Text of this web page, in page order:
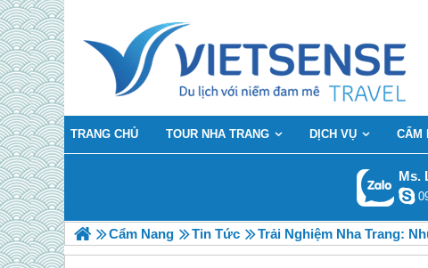
TRANG CHỦ TOUR NHA TRANG DỊCH VỤ CẨM
Ms.
Cẩm Nang Tin Tức Trải Nghiệm Nha Trang: